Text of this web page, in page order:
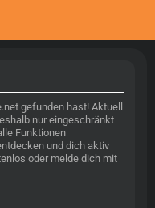
gefunden hast! Aktuell
nur eingeschränkt
Funktionen
und dich aktiv
oder melde dich mit